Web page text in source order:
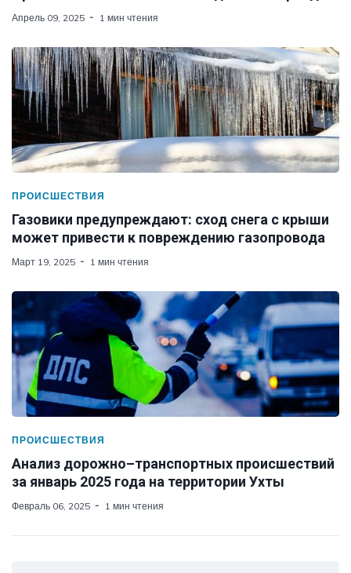
Апрель 09, 2025 1 мин чтения
ПРОИСШЕСТВИЯ
Газовики предупреждают: сход снега с крыши
может привести к повреждению газопровода
Март 19, 2025 1 мин чтения
ПРОИСШЕСТВИЯ
Анализ дорожно–транспортных происшествий
за январь 2025 года на территории Ухты
Февраль 06, 2025 1 мин чтения